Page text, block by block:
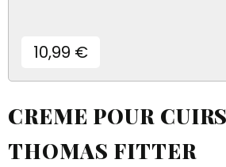
Prix
10,99 €
CREME POUR
THOMAS FITTER